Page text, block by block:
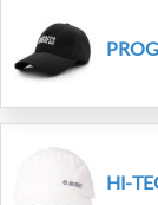
HI-